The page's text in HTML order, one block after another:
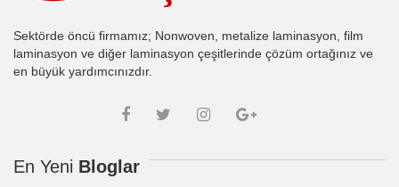
Sektörde öncü firmamız; Nonwoven, metalize laminasyon, film
laminasyon ve diğer laminasyon çeşitlerinde çözüm ortağınız ve
en büyük yardımcınızdır.
En Yeni Bloglar